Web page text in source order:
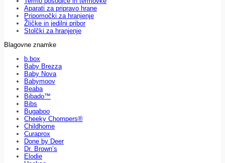
Aparati za pripravo hrane
Pripomočki za hranjenje
Žličke in jedilni pribor
Stolčki za hranjenje
Blagovne znamke
b.box
Baby Brezza
Baby Nova
Babymoov
Beaba
Bibado™
Bibs
Bugaboo
Cheeky Chompers®
Childhome
Curaprox
Done by Deer
Dr. Brown’s
Elodie